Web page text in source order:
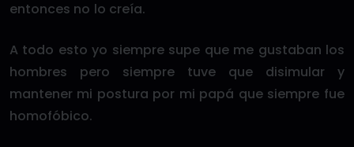
entonces no lo creía.
A todo esto yo siempre supe que me gustaban los
hombres pero siempre tuve que disimular y
mantener mi postura por mi papá que siempre fue
homofóbico.